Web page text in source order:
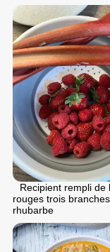
Recipient rempli de
rouges trois
rhubarbe